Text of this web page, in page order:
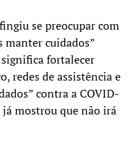
se preocupar com
manter cuidados”
fortalecer
redes de assistência e
contra a COVID-
já mostrou que não irá